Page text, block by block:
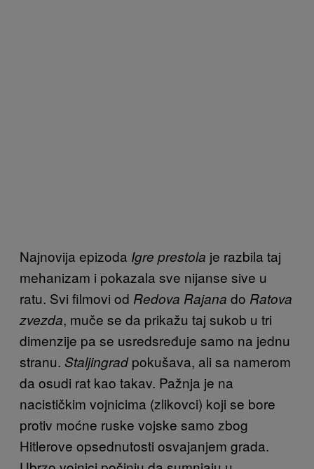
Najnovija epizoda Igre prestola je razbila taj
mehanizam i pokazala sve nijanse sive u
ratu. Svi filmovi od Redova Rajana do Ratova
zvezda, muče se da prikažu taj sukob u tri
dimenzije pa se usredsređuje samo na jednu
stranu. Staljingradpokušava, ali sa namerom
da osudi rat kao takav. Pažnja je na
nacističkim vojnicima (zlikovci) koji se bore
protiv moćne ruske vojske samo zbog
Hitlerove opsednutosti osvajanjem grada.